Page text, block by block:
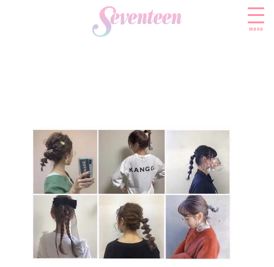
menu
ファッションニュース
モデル私服
着回し
着痩せ
BEAUTY
ビューティニュース
トレンドメイク
ベストコスメ
ヘアアレンジ・ヘアケア
スキンケア
SCHOOL
スクールニュース
制服コーデ
学校ヘアメイク
勉強・受験・進路
ENTERTAINMENT
エンタメニュース
なにわ男子
K-POP
LIFESTYLE
ライフスタイルニュース
JK TREND